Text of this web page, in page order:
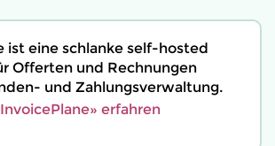
ist eine schlanke self-hosted
Offerten und Rechnungen
und Zahlungsverwaltung.
erfahren